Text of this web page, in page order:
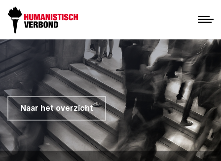
Naar het overzicht